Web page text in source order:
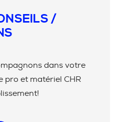
/
dans votre
pro et matériel CHR